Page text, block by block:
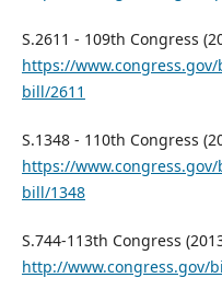
S.2611 - 109th Congress
https://
bill/2611
S.1348 - 110th Congress
https://
bill/1348
S.744-113th Congress
http://www.congress.gov/